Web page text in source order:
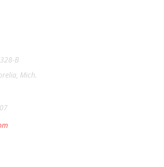
B
Mich.